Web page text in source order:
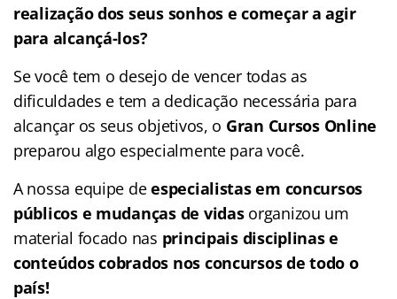
realização dos seus sonhos e começar a agir
para alcançá-los?
Se você tem o desejo de vencer todas as
dificuldades e tem a dedicação necessária para
alcançar os seus objetivos, o Gran Cursos Online
preparou algo especialmente para você.
A nossa equipe deespecialistas em concursos
públicos e mudanças de vidasorganizou um
material focado nas principais disciplinas e
conteúdos cobrados nos concursos de todo o
país!